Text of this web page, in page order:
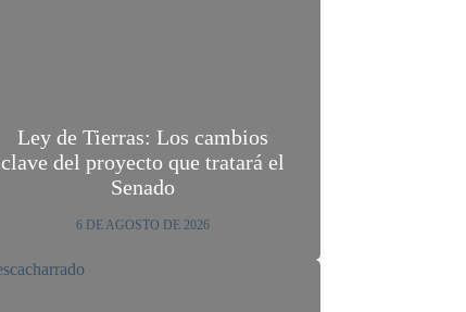
Ley de Tierras: Los cambios
clave del proyecto que tratará el
Senado
6 DE AGOSTO DE 2026